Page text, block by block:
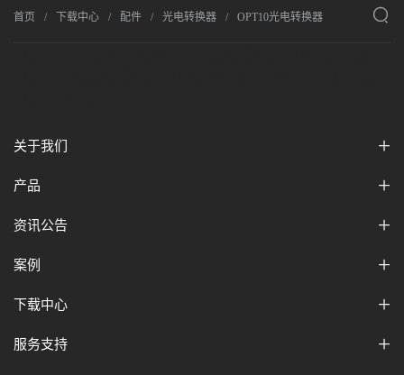
首页 下载中心 配件 光电转换器 OPT10光电转换器 
关于我们
产品
资讯公告
案例
下载中心
服务支持